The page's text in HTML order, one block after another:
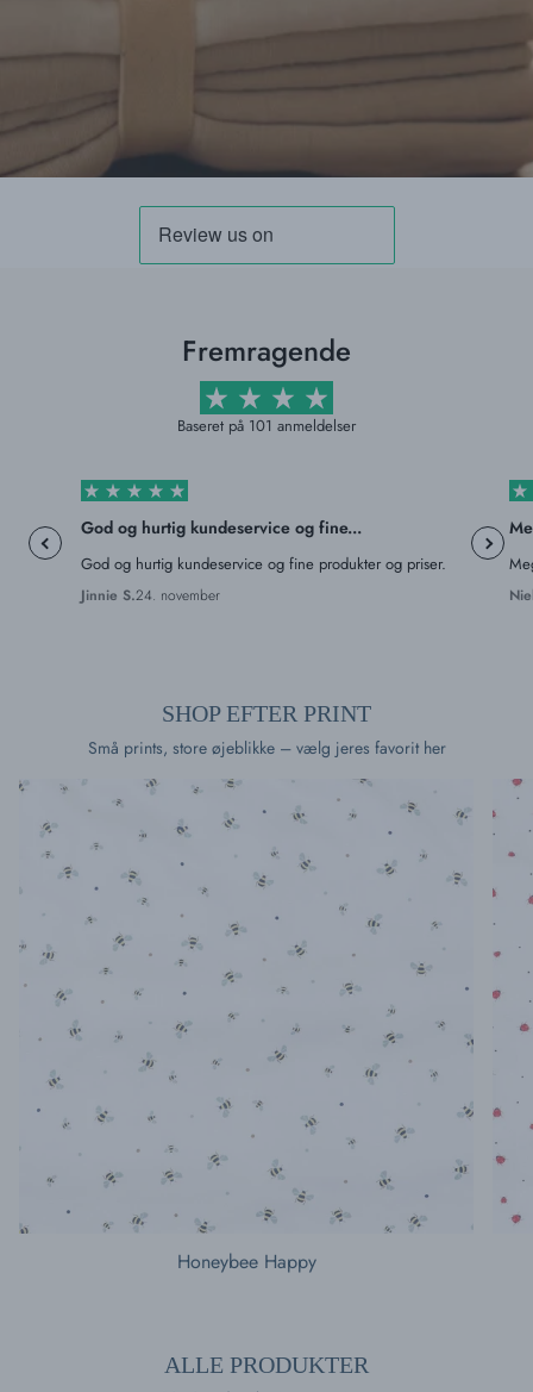
Fremragende
Baseret på 101 anmeldelser
God og hurtig kundeservice og fine...
God og hurtig kundeservice og fine produkter og priser.
Jinnie S.24. november
SHOP EFTER PRINT
Små prints, store øjeblikke – vælg jeres favorit her
Honeybee Happy
ALLE PRODUKTER